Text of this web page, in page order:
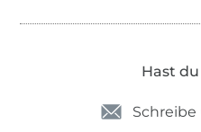
Hast
Schreibe